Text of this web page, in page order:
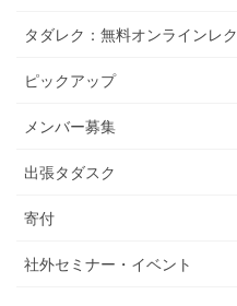
タダレク：無料オンラインレク
ピックアップ
メンバー募集
出張タダスク
寄付
社外セミナー・イベント